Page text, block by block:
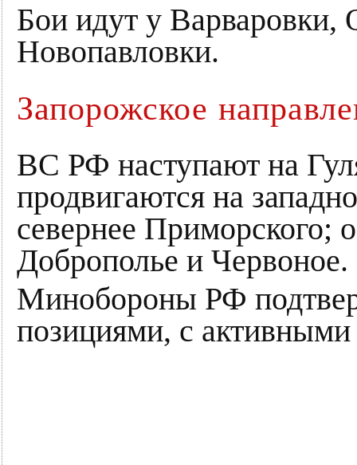
Бои идут у Варваровки,
Новопавловки.​
Запорожское
ВС РФ наступают на
продвигаются на
севернее Приморского;
Доброполье и Червоное.
Минобороны РФ
позициями, с активными